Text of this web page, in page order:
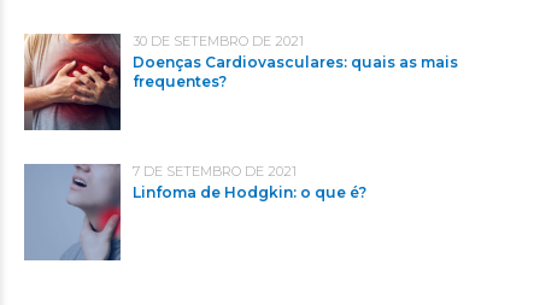
30 DE SETEMBRO DE 2021
Doenças Cardiovasculares: quais as mais
frequentes?
7 DE SETEMBRO DE 2021
Linfoma de Hodgkin: o que é?